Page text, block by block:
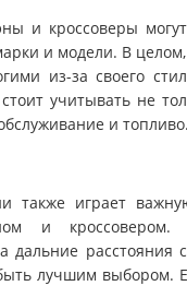
и кроссоверы
и модели. В
из-за своего
учитывать не
и топливо.
также играет
и
дальние расстояния
лучшим выбором.